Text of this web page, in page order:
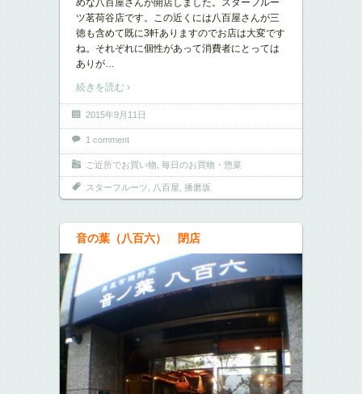
めな八百屋さんが開店しました。スターフルー
ツ茗荷谷店です。この近くには八百屋さんが三
徳も含めて既に3軒ありますのでお店は大変です
ね。それぞれに個性があって消費者にとっては
ありが…
続きを読む ›
2015年9月11日
1 comment
ご近所でお買い物 毎日のお買物・惣菜
スターフルーツ 八百屋 播磨坂
音の葉（八百六） 閉店